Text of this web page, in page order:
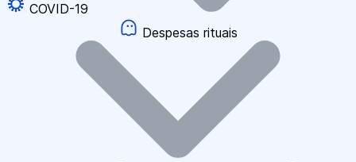
COVID-19
Despesas rituais